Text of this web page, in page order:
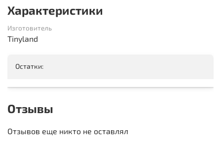
Характеристики
Изготовитель
Tinyland
Остатки:
Отзывы
Отзывов еще никто не оставлял